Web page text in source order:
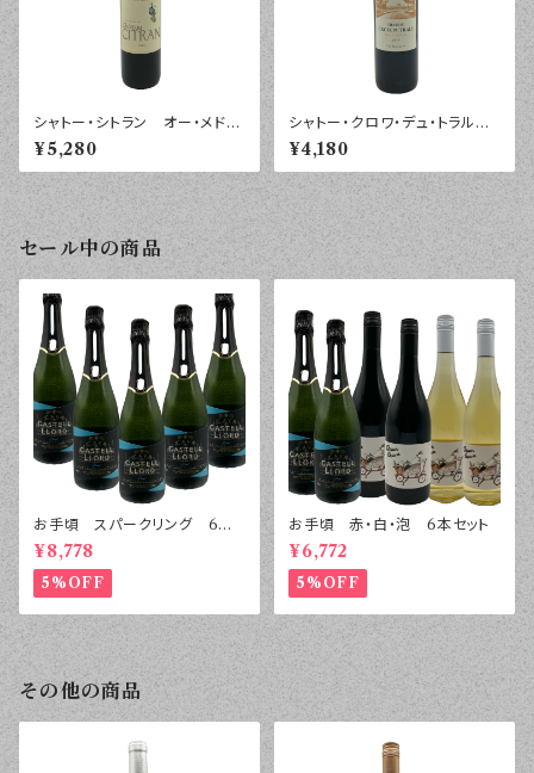
シャトー・シトラン オー・メドッ
ク ２０１５年 ７５０ｍｌ
¥5,280
シャトー・クロワ・デュ・トラル
オー・メドック ２０１８年 ７５
０ｍｌ
¥4,180
セール中の商品
お手頃 スパークリング 6本
セット
¥8,778
5%OFF
お手頃 赤・白・泡 6本セット
¥6,772
5%OFF
その他の商品